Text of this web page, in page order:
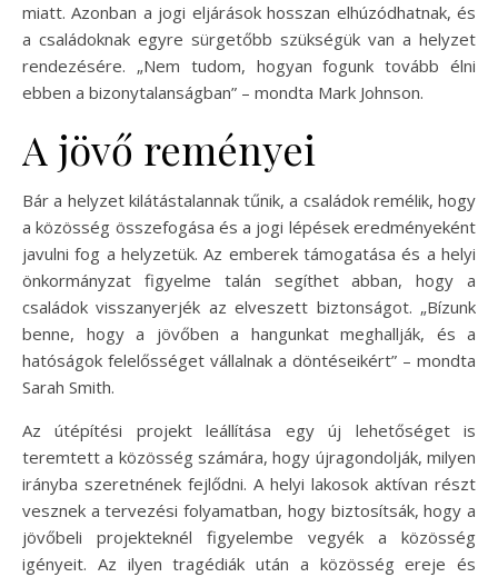
miatt. Azonban a jogi eljárások hosszan elhúzódhatnak, és
a családoknak egyre sürgetőbb szükségük van a helyzet
rendezésére. „Nem tudom, hogyan fogunk tovább élni
ebben a bizonytalanságban” – mondta Mark Johnson.
A jövő reményei
Bár a helyzet kilátástalannak tűnik, a családok remélik, hogy
a közösség összefogása és a jogi lépések eredményeként
javulni fog a helyzetük. Az emberek támogatása és a helyi
önkormányzat figyelme talán segíthet abban, hogy a
családok visszanyerjék az elveszett biztonságot. „Bízunk
benne, hogy a jövőben a hangunkat meghallják, és a
hatóságok felelősséget vállalnak a döntéseikért” – mondta
Sarah Smith.
Az útépítési projekt leállítása egy új lehetőséget is
teremtett a közösség számára, hogy újragondolják, milyen
irányba szeretnének fejlődni. A helyi lakosok aktívan részt
vesznek a tervezési folyamatban, hogy biztosítsák, hogy a
jövőbeli projekteknél figyelembe vegyék a közösség
igényeit. Az ilyen tragédiák után a közösség ereje és